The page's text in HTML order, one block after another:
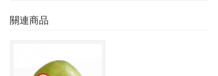
關連商品